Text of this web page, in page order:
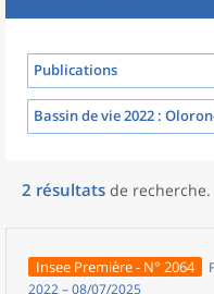
Publications
Bassin de vie 2022 :
2 résultats de recherche.
Insee Première - N° 2064
2022 – 08/07/2025